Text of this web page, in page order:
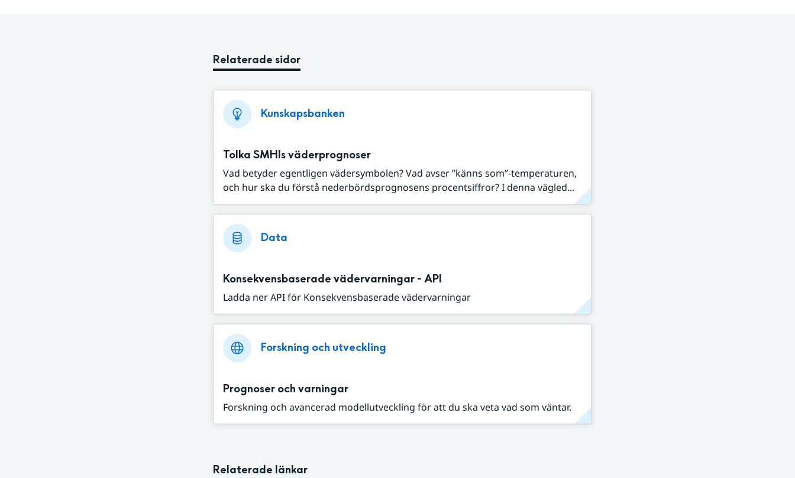
Relaterade sidor
Kunskapsbanken
Tolka SMHIs väderprognoser
Vad betyder egentligen vädersymbolen? Vad avser ”känns som”-temperaturen,
och hur ska du förstå nederbördsprognosens procentsiffror? I denna vägled...
Data
Konsekvensbaserade vädervarningar - API
Ladda ner API för Konsekvensbaserade vädervarningar
Forskning och utveckling
Prognoser och varningar
Forskning och avancerad modellutveckling för att du ska veta vad som väntar.
Relaterade länkar